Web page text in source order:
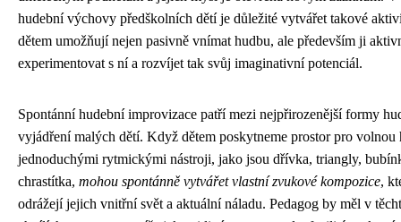
hudební výchovy předškolních dětí je důležité vytvářet takové
dětem umožňují nejen pasivně vnímat hudbu, ale především ji
experimentovat s ní a rozvíjet tak svůj imaginativní potenciál.
Spontánní hudební improvizace patří mezi nejpřirozenější formy
vyjádření malých dětí. Když dětem poskytneme prostor pro volnou
jednoduchými rytmickými nástroji, jako jsou dřívka, triangly,
chrastítka, mohou spontánně vytvářet vlastní zvukové kompozice,
odrážejí jejich vnitřní svět a aktuální náladu. Pedagog by měl v